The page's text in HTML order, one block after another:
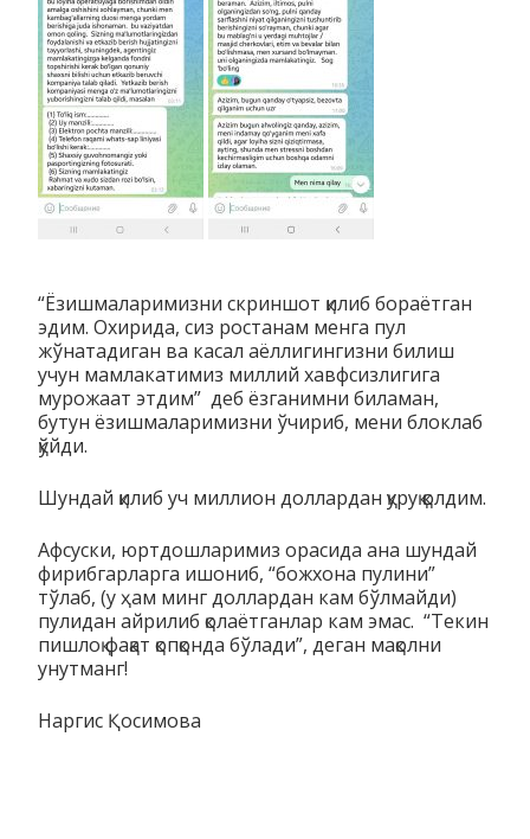
“Ёзишмаларимизни скриншот қилиб бораётган
эдим. Охирида, сиз ростанам менга пул
жўнатадиган ва касал аёллигингизни билиш
учун мамлакатимиз миллий хавфсизлигига
мурожаат этдим” деб ёзганимни биламан,
бутун ёзишмаларимизни ўчириб, мени блоклаб
қўйди.
Шундай қилиб уч миллион доллардан қуруқ қолдим.
Афсуски, юртдошларимиз орасида ана шундай
фирибгарларга ишониб, “божхона пулини”
тўлаб, (у ҳам минг доллардан кам бўлмайди)
пулидан айрилиб қолаётганлар кам эмас. “Текин
пишлоқ фақат қопқонда бўлади”, деган мақолни
унутманг!
Наргис Қосимова